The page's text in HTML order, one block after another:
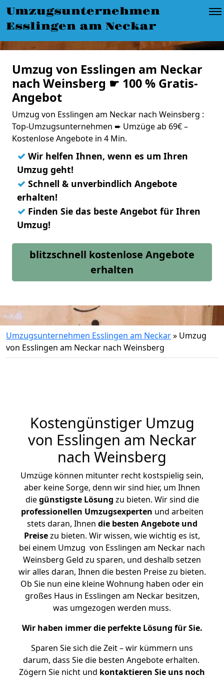
Umzugsunternehmen
Esslingen am Neckar
Umzug von Esslingen am Neckar
nach Weinsberg ☛ 100 % Gratis-
Angebot
Umzug von Esslingen am Neckar nach Weinsberg :
Top-Umzugsunternehmen ➨ Umzüge ab 69€ –
Kostenlose Angebote in 4 Min.
✓ Wir helfen Ihnen, wenn es um Ihren
Umzug geht!
✓ Schnell & unverbindlich Angebote
erhalten!
✓ Finden Sie das beste Angebot für Ihren
Umzug!
blitzschnell kostenlose Angebote
erhalten
Umzugsunternehmen Esslingen am Neckar» Umzug
von Esslingen am Neckar nach Weinsberg
Kostengünstiger Umzug
von Esslingen am Neckar
nach Weinsberg
Umzüge können mitunter recht kostspielig sein,
aber keine Sorge, denn wir sind hier, um Ihnen
diegünstigste Lösung zu bieten. Wir sind die
professionellen Umzugsexperten und arbeiten
stets daran, Ihnen die besten Angebote und
Preisezu bieten. Wir wissen, wie wichtig es ist,
bei einem Umzug von Esslingen am Neckar nach
Weinsberg Geld zu sparen, und deshalb setzen
wir alles daran, Ihnen die besten Preise zu bieten.
Ob Sie nun eine kleine Wohnung haben oder ein
großes Haus in Esslingen am Neckar besitzen,
was umgezogen werden muss.
Wir haben immer die perfekte Lösung für Sie.
Sparen Sie sich die Zeit – wir kümmern uns
darum, dass Sie die besten Angebote erhalten.
Zögern Sie nicht und kontaktieren Sie uns noch